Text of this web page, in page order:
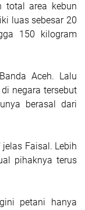
total area kebun
luas sebesar 20
150 kilogram
Aceh. Lalu
negara tersebut
berasal dari
jelas Faisal. Lebih
pihaknya terus
petani hanya